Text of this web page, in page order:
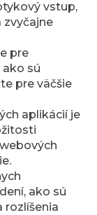
vstup,
zvyčajne
pre
ako sú
pre väčšie
aplikácií je
ako sú
rozlíšenia